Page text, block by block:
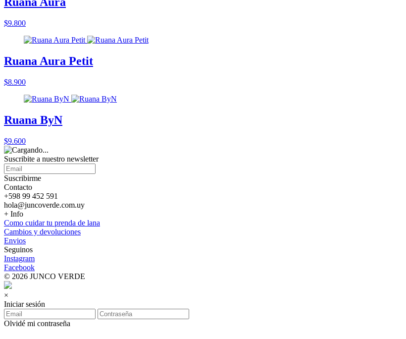
$9.800
Ruana Aura Petit
$8.900
Ruana ByN
$9.600
Suscribite a nuestro newsletter
Suscribirme
Contacto
+598 99 452 591
hola@juncoverde.com.uy
+ Info
Como cuidar tu prenda de lana
Cambios y devoluciones
Envios
Seguinos
Instagram
Facebook
© 2026 JUNCO VERDE
×
Iniciar sesión
Olvidé mi contraseña